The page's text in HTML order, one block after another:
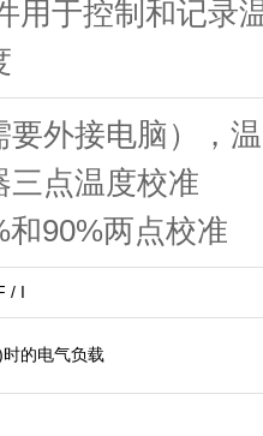
用于控制和记录
要外接电脑），温
三点温度校准
和90%两点校准
/ I
的电气负载